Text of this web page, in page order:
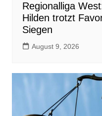
Regionalliga
Hilden trotzt
Siegen
August 9, 2026